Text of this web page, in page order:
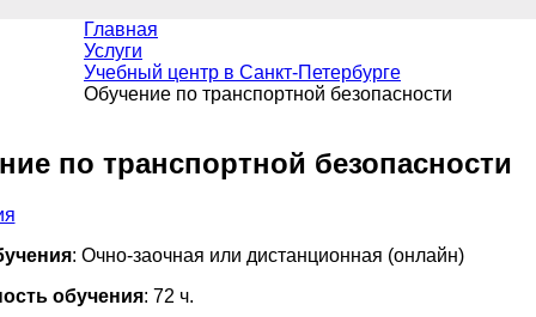
Главная
Услуги
Учебный центр в Санкт-Петербурге
Обучение по транспортной безопасности
по транспортной безопасности
: Очно-заочная или дистанционная (онлайн)
обучения: 72 ч.